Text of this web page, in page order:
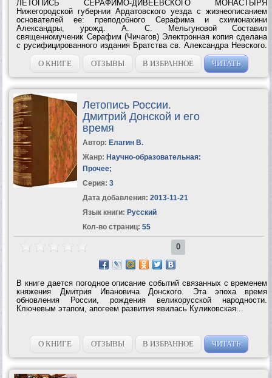
ЛЕТОПИСЬ СЕРАФИМО-ДИВЕЕВСКОГО МОНАСТЫРЯ
Нижегородской губернии Ардатовского уезда с жизнеописанием
основателей ее: преподобного Серафима и схимонахини
Александры, урожд. А. С. Мельгуновой Составил
священномученик Серафим (Чичагов) Электронная копия сделана
с русифицированного издания Братства св. Александра Невского.
Нижний Новгород. 2005. За вычетом предисловия, номеров
страниц, иллюстраций и приложения (цензурные...
О КНИГЕ ОТЗЫВЫ В ИЗБРАННОЕ ЧИТАТЬ
Летопись России.
Дмитрий Донской и его
время
Автор: Елагин В.
Жанр: Научно-образовательная:
Прочее;
Серия: 3
Дата добавления: 2013-11-21
Язык книги: Русский
Кол-во страниц: 55
0
В книге дается погодное описание событий связанных с временем
княжения Дмитрия Ивановича Донского. Эта эпоха время
обновления России, рождения великорусской народности.
Ключевым этапом, апогеем развития явилась Куликовская...
О КНИГЕ ОТЗЫВЫ В ИЗБРАННОЕ ЧИТАТЬ